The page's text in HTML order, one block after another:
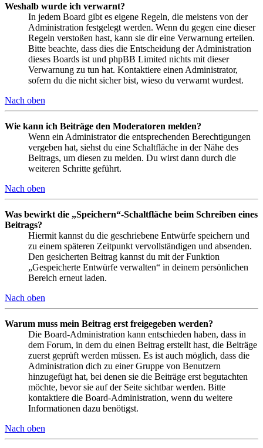
Weshalb wurde ich verwarnt?
In jedem Board gibt es eigene Regeln, die meistens von der
Administration festgelegt werden. Wenn du gegen eine dieser
Regeln verstoßen hast, kann sie dir eine Verwarnung erteilen.
Bitte beachte, dass dies die Entscheidung der Administration
dieses Boards ist und phpBB Limited nichts mit dieser
Verwarnung zu tun hat. Kontaktiere einen Administrator,
sofern du die nicht sicher bist, wieso du verwarnt wurdest.
Nach oben
Wie kann ich Beiträge den Moderatoren melden?
Wenn ein Administrator die entsprechenden Berechtigungen
vergeben hat, siehst du eine Schaltfläche in der Nähe des
Beitrags, um diesen zu melden. Du wirst dann durch die
weiteren Schritte geführt.
Nach oben
Was bewirkt die „Speichern“-Schaltfläche beim Schreiben eines
Beitrags?
Hiermit kannst du die geschriebene Entwürfe speichern und
zu einem späteren Zeitpunkt vervollständigen und absenden.
Den gesicherten Beitrag kannst du mit der Funktion
„Gespeicherte Entwürfe verwalten“ in deinem persönlichen
Bereich erneut laden.
Nach oben
Warum muss mein Beitrag erst freigegeben werden?
Die Board-Administration kann entschieden haben, dass in
dem Forum, in dem du einen Beitrag erstellt hast, die Beiträge
zuerst geprüft werden müssen. Es ist auch möglich, dass die
Administration dich zu einer Gruppe von Benutzern
hinzugefügt hat, bei denen sie die Beiträge erst begutachten
möchte, bevor sie auf der Seite sichtbar werden. Bitte
kontaktiere die Board-Administration, wenn du weitere
Informationen dazu benötigst.
Nach oben